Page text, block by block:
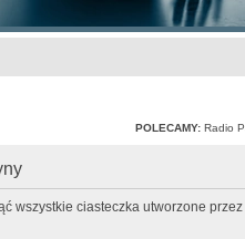
POLECAMY: Radio
wszystkie ciasteczka utworzone